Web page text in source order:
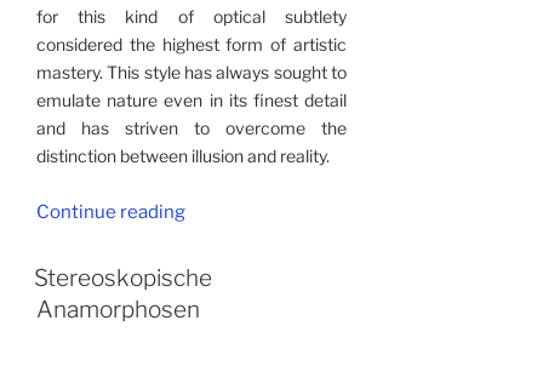
for this kind of optical subtlety
considered the highest form of artistic
mastery. This style has always sought to
emulate nature even in its finest detail
and has striven to overcome the
distinction between illusion and reality.
Continue reading“Aspects
Stereoscopy”
Stereoskopische
Anamorphosen